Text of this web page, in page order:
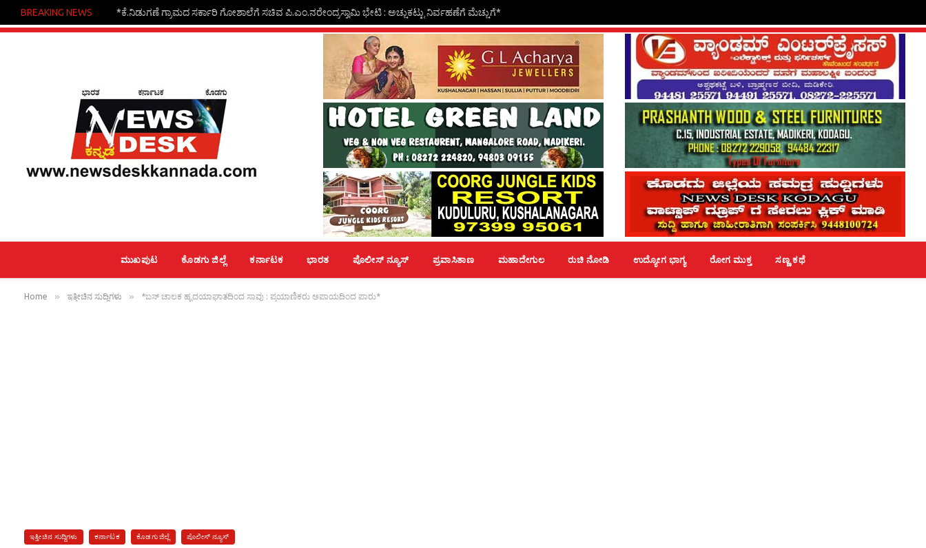
BREAKING NEWS *ಕೆ.ನಿಡುಗಣೆ ಗ್ರಾಮದ ಸರ್ಕಾರಿ ಗೋಶಾಲೆಗೆ ಸಚಿವ ಪಿ.ಎಂ.ನರೇಂದ್ರಸ್ವಾಮಿ ಭೇಟಿ : ಅಚ್ಚುಕಟ್ಟು ನಿರ್ವಹಣೆಗೆ ಮೆಚ್ಚುಗೆ*
ಮುಖಪುಟ ಕೊಡಗು ಜಿಲ್ಲೆ ಕರ್ನಾಟಕ ಭಾರತ ಪೊಲೀಸ್ ನ್ಯೂಸ್ ಪ್ರವಾಸಿತಾಣ ಮಹಾದೇಗುಲ ರುಚಿ ನೋಡಿ ಉದ್ಯೋಗ ಭಾಗ್ಯ ರೋಗ ಮುಕ್ತ ಸಣ್ಣ ಕಥೆ
Home » ಇತ್ತೀಚಿನ ಸುದ್ದಿಗಳು » *ಬಸ್ ಚಾಲಕ ಹೃದಯಾಘಾತದಿಂದ ಸಾವು : ಪ್ರಯಾಣಿಕರು ಅಪಾಯದಿಂದ ಪಾರು*
ಇತ್ತೀಚಿನ ಸುದ್ದಿಗಳು ಕರ್ನಾಟಕ ಕೊಡಗು ಜಿಲ್ಲೆ ಪೊಲೀಸ್ ನ್ಯೂಸ್